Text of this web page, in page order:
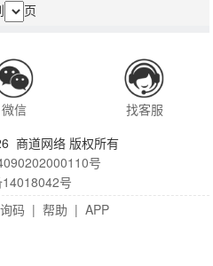
页
微信
找客服
商道网络 版权所有
号
号
码 | 帮助 | APP